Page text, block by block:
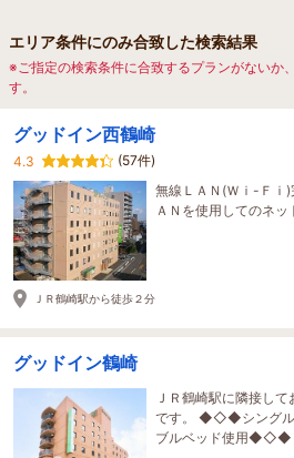
エリア条件にのみ合致した検索結果
※ご指定の検索条件に合致するプランがないか
す。
グッドイン西鶴崎
4.3
(57件)
無線ＬＡＮ(Ｗｉ-Ｆｉ)
ＡＮを使用してのネッ
ＪＲ鶴崎駅から徒歩２分
グッドイン鶴崎
ＪＲ鶴崎駅に隣接し
です。 ◆◇◆シングル
ブルベッド使用◆◇◆